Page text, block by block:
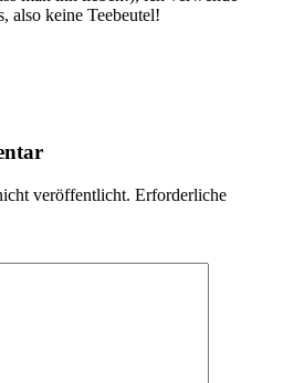
also keine Teebeutel!
veröffentlicht. Erforderliche